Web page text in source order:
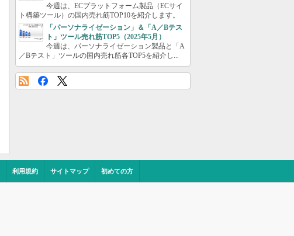
今週は、ECプラットフォーム製品（ECサイ
ト構築ツール）の国内売れ筋TOP10を紹介します。
「パーソナライゼーション」＆「A／Bテス
ト」ツール売れ筋TOP5（2025年5月）
今週は、パーソナライゼーション製品と「A
／Bテスト」ツールの国内売れ筋各TOP5を紹介し...
利用規約 サイトマップ 初めての方